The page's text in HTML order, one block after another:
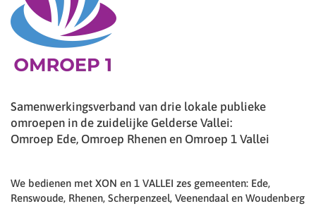
Samenwerkingsverband van drie lokale publieke
omroepen in de zuidelijke Gelderse Vallei:
Omroep Ede, Omroep Rhenen en Omroep 1 Vallei
We bedienen met XON en 1 VALLEI zes gemeenten: Ede,
Renswoude, Rhenen, Scherpenzeel, Veenendaal en Woudenberg